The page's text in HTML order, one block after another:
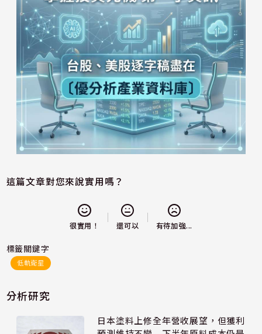
這篇文章對您來說實用嗎？
很實用！ 還可以 有待加強...
標籤關鍵字
低軌衛星
分析研究
日本塗料上修全年營收展望，但獲利